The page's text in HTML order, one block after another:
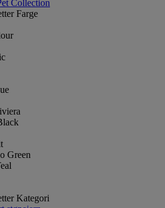
Collection
Farge
Green
Kategori